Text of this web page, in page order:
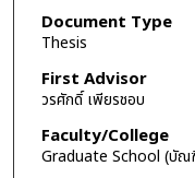
Document Type
Thesis
First Advisor
วรศักดิ์ เพียรชอบ
Faculty/College
Graduate School (บัณ